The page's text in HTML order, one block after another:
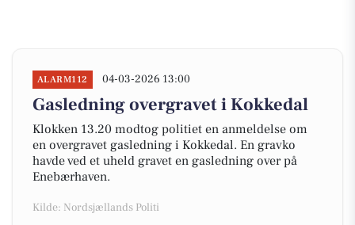
ALARM112 04-03-2026 13:00
Gasledning overgravet i Kokkedal
Klokken 13.20 modtog politiet en anmeldelse om
en overgravet gasledning i Kokkedal. En gravko
havde ved et uheld gravet en gasledning over på
Enebærhaven.
Kilde: Nordsjællands Politi